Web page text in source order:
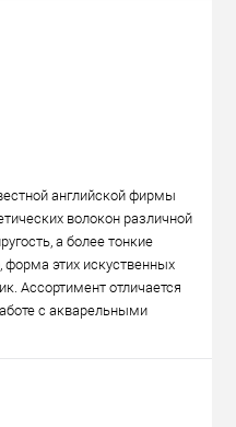
английской фирмы
волокон различной
а более тонкие
этих искуственных
Ассортимент отличается
с акварельными